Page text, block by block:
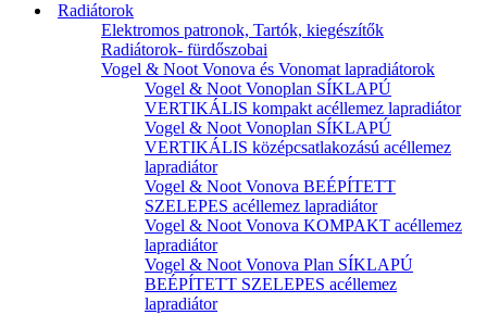
Radiátorok
Elektromos patronok, Tartók, kiegészítők
Radiátorok- fürdőszobai
Vogel & Noot Vonova és Vonomat lapradiátorok
Vogel & Noot Vonoplan SÍKLAPÚ
VERTIKÁLIS kompakt acéllemez lapradiátor
Vogel & Noot Vonoplan SÍKLAPÚ
VERTIKÁLIS középcsatlakozású acéllemez
lapradiátor
Vogel & Noot Vonova BEÉPÍTETT
SZELEPES acéllemez lapradiátor
Vogel & Noot Vonova KOMPAKT acéllemez
lapradiátor
Vogel & Noot Vonova Plan SÍKLAPÚ
BEÉPÍTETT SZELEPES acéllemez
lapradiátor